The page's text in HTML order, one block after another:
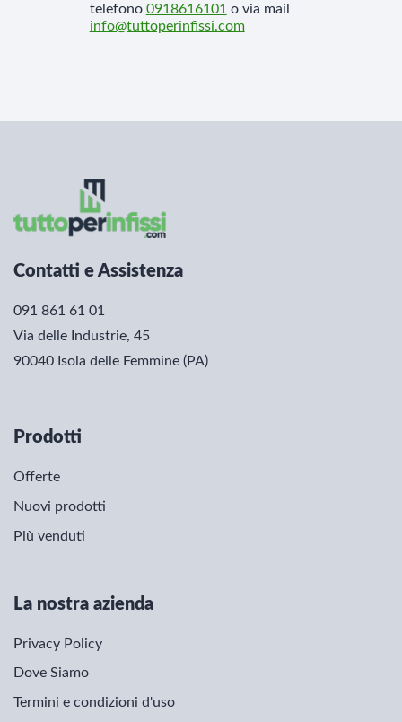
telefono 0918616101 o via mail
info@tuttoperinfissi.com
Contatti e Assistenza
091 861 61 01
Via delle Industrie, 45
90040 Isola delle Femmine (PA)
Prodotti
Offerte
Nuovi prodotti
Più venduti
La nostra azienda
Privacy Policy
Dove Siamo
Termini e condizioni d'uso